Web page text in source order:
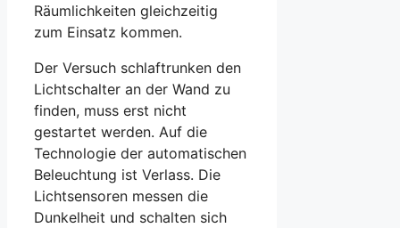
Räumlichkeiten gleichzeitig
zum Einsatz kommen.
Der Versuch schlaftrunken den
Lichtschalter an der Wand zu
finden, muss erst nicht
gestartet werden. Auf die
Technologie der automatischen
Beleuchtung ist Verlass. Die
Lichtsensoren messen die
Dunkelheit und schalten sich